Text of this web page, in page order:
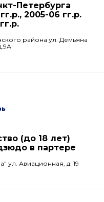
Петербурга
2005-06 гг.р.
района ул. Демьяна
(до 18 лет)
в партере
ул. Авиационная, д. 19